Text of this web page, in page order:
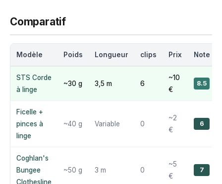
Comparatif
Modèle Poids Longueur clips Prix Note
STS Corde
à linge
~30 g 3,5 m 6
~10
€
8.5
Ficelle +
pinces à
linge
~40 g Variable 0
~2
€
6
Coghlan's
Bungee
Clothesline
~50 g 3 m 0
~5
€
7